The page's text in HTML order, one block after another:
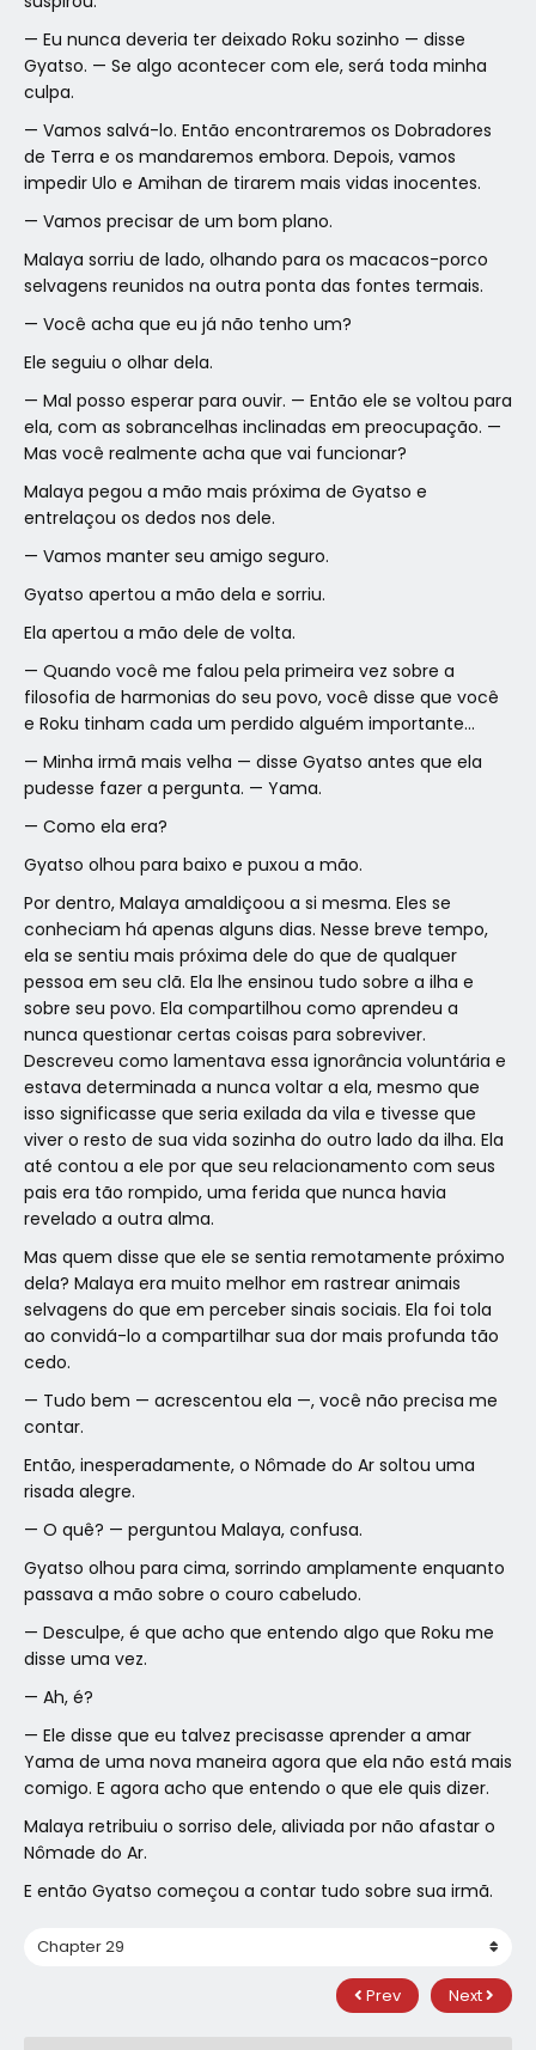
— Eu nunca deveria ter deixado Roku sozinho — disse
Gyatso. — Se algo acontecer com ele, será toda minha
culpa.
— Vamos salvá-lo. Então encontraremos os Dobradores
de Terra e os mandaremos embora. Depois, vamos
impedir Ulo e Amihan de tirarem mais vidas inocentes.
— Vamos precisar de um bom plano.
Malaya sorriu de lado, olhando para os macacos-porco
selvagens reunidos na outra ponta das fontes termais.
— Você acha que eu já não tenho um?
Ele seguiu o olhar dela.
— Mal posso esperar para ouvir. — Então ele se voltou para
ela, com as sobrancelhas inclinadas em preocupação. —
Mas você realmente acha que vai funcionar?
Malaya pegou a mão mais próxima de Gyatso e
entrelaçou os dedos nos dele.
— Vamos manter seu amigo seguro.
Gyatso apertou a mão dela e sorriu.
Ela apertou a mão dele de volta.
— Quando você me falou pela primeira vez sobre a
filosofia de harmonias do seu povo, você disse que você
e Roku tinham cada um perdido alguém importante…
— Minha irmã mais velha — disse Gyatso antes que ela
pudesse fazer a pergunta. — Yama.
— Como ela era?
Gyatso olhou para baixo e puxou a mão.
Por dentro, Malaya amaldiçoou a si mesma. Eles se
conheciam há apenas alguns dias. Nesse breve tempo,
ela se sentiu mais próxima dele do que de qualquer
pessoa em seu clã. Ela lhe ensinou tudo sobre a ilha e
sobre seu povo. Ela compartilhou como aprendeu a
nunca questionar certas coisas para sobreviver.
Descreveu como lamentava essa ignorância voluntária e
estava determinada a nunca voltar a ela, mesmo que
isso significasse que seria exilada da vila e tivesse que
viver o resto de sua vida sozinha do outro lado da ilha. Ela
até contou a ele por que seu relacionamento com seus
pais era tão rompido, uma ferida que nunca havia
revelado a outra alma.
Mas quem disse que ele se sentia remotamente próximo
dela? Malaya era muito melhor em rastrear animais
selvagens do que em perceber sinais sociais. Ela foi tola
ao convidá-lo a compartilhar sua dor mais profunda tão
cedo.
— Tudo bem — acrescentou ela —, você não precisa me
contar.
Então, inesperadamente, o Nômade do Ar soltou uma
risada alegre.
— O quê? — perguntou Malaya, confusa.
Gyatso olhou para cima, sorrindo amplamente enquanto
passava a mão sobre o couro cabeludo.
— Desculpe, é que acho que entendo algo que Roku me
disse uma vez.
— Ah, é?
— Ele disse que eu talvez precisasse aprender a amar
Yama de uma nova maneira agora que ela não está mais
comigo. E agora acho que entendo o que ele quis dizer.
Malaya retribuiu o sorriso dele, aliviada por não afastar o
Nômade do Ar.
E então Gyatso começou a contar tudo sobre sua irmã.
Prev Next